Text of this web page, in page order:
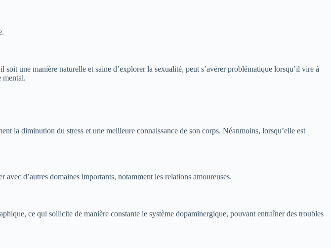
une manière naturelle et saine d’explorer la sexualité, peut s’avérer problématique lorsqu’il vire à
mental.
la diminution du stress et une meilleure connaissance de son corps. Néanmoins, lorsqu’elle est
d’autres domaines importants, notamment les relations amoureuses.
ce qui sollicite de manière constante le système dopaminergique, pouvant entraîner des troubles